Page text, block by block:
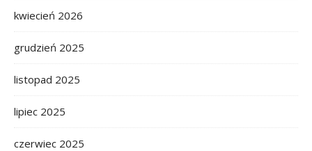
kwiecień 2026
grudzień 2025
listopad 2025
lipiec 2025
czerwiec 2025